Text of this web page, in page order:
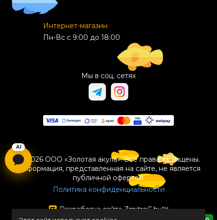
Интернет-магазин
Пн-Вс с 9:00 до 18:00
Мы в соц. сетях
© 2026 ООО «Золотая акула». Все права защищены.
Информация, представленная на сайте, не является
публичной офертой.
Политика конфиденциальности
Разработка сайтаZmitroC.by™